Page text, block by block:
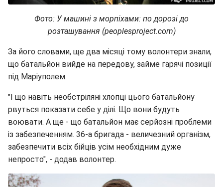
Фото: У машині з морпіхами: по дорозі до
розташування (peoplesproject.com)
За його словами, ще два місяці тому волонтери знали,
що батальйон вийде на передову, займе гарячі позиції
під Маріуполем.
"І що навіть необстріляні хлопці цього батальйону
рвуться показати себе у ділі. Що вони будуть
воювати. А ще - що батальйон має серйозні проблеми
із забезпеченням. 36-а бригада - величезний організм,
забезпечити всіх бійців усім необхідним дуже
непросто", - додав волонтер.